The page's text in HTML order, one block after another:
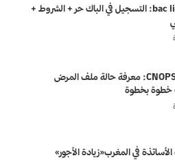
bac libre maroc: التسجيل في الباك حر + الشروط +
تتبع ملفات CNOPS: معرفة حالة ملف المرض
خطوة بخطوة
في المغرب«زيادة الأجور»